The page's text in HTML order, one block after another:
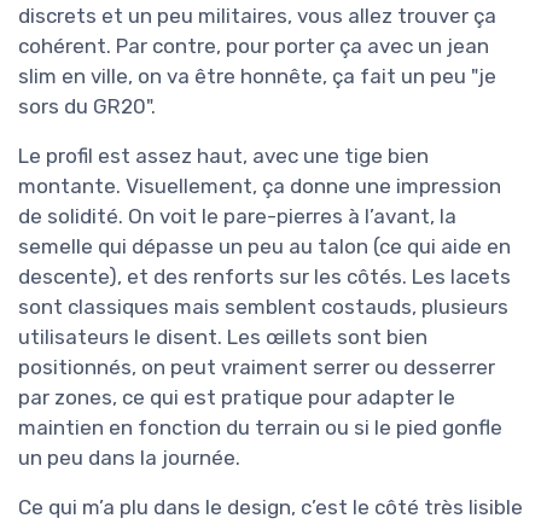
discrets et un peu militaires, vous allez trouver ça
cohérent. Par contre, pour porter ça avec un jean
slim en ville, on va être honnête, ça fait un peu "je
sors du GR20".
Le profil est assez haut, avec une tige bien
montante. Visuellement, ça donne une impression
de solidité. On voit le pare-pierres à l’avant, la
semelle qui dépasse un peu au talon (ce qui aide en
descente), et des renforts sur les côtés. Les lacets
sont classiques mais semblent costauds, plusieurs
utilisateurs le disent. Les œillets sont bien
positionnés, on peut vraiment serrer ou desserrer
par zones, ce qui est pratique pour adapter le
maintien en fonction du terrain ou si le pied gonfle
un peu dans la journée.
Ce qui m’a plu dans le design, c’est le côté très lisible